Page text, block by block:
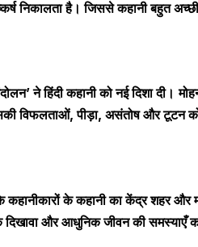
निकालता है। जिससेकहानी बहुत
कहानी को नई दिशा दी।
विफलताओं,पीड़ा, असंतोष और टूटन
कहानी का केंद्र शहर और
दिखावा और आधुनिक जीवन की समस्याएँ